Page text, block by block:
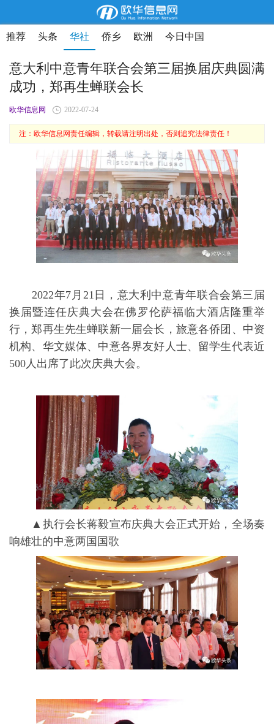
推荐 头条 华社 侨乡 欧洲 今日中国
意大利中意青年联合会第三届换届庆典圆满
成功，郑再生蝉联会长
欧华信息网 2022-07-24
注：欧华信息网责任编辑，转载请注明出处，否则追究法律责任！
2022年7月21日，意大利中意青年联合会第三届
换届暨连任庆典大会在佛罗伦萨福临大酒店隆重举
行，郑再生先生蝉联新一届会长，旅意各侨团、中资
机构、华文媒体、中意各界友好人士、留学生代表近
500人出席了此次庆典大会。
▲执行会长蒋毅宣布庆典大会正式开始，全场奏
响雄壮的中意两国国歌